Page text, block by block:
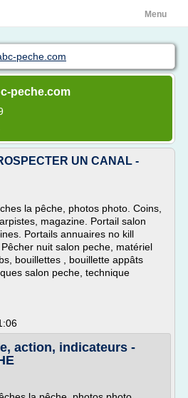
Menu
peche.com
peche.com
UN CANAL -
la pêche, photos photo. Coins,
magazine. Portail salon
Portails annuaires no kill
nuit salon peche, matériel
bouillettes , bouillette appâts
salon peche, technique
action, indicateurs -